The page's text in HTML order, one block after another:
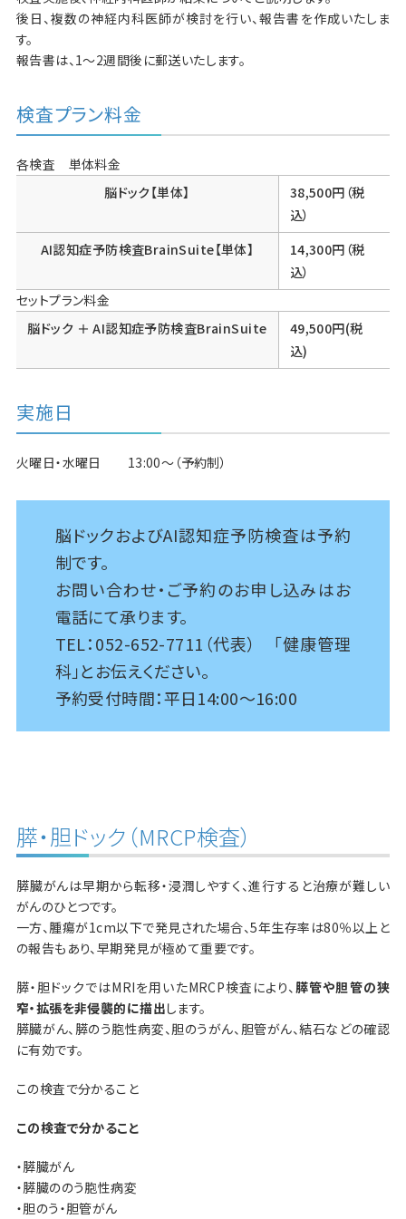
後日、複数の神経内科医師が検討を行い、報告書を作成いたしま
す。
報告書は、1～2週間後に郵送いたします。
検査プラン料金
各検査 単体料金
脳ドック【単体】
38,500円（税
込）
AI認知症予防検査BrainSuite【単体】
14,300円（税
込）
セットプラン料金
脳ドック ＋ AI認知症予防検査BrainSuite
49,500円(税
込)
実施日
火曜日・水曜日 13:00～（予約制）
脳ドックおよびAI認知症予防検査は予約
制です。
お問い合わせ・ご予約のお申し込みはお
電話にて承ります。
TEL：052-652-7711（代表） 「健康管理
科」とお伝えください。
予約受付時間：平日14:00～16:00
膵・胆ドック（MRCP検査）
膵臓がんは早期から転移・浸潤しやすく、進行すると治療が難しい
がんのひとつです。
一方、腫瘍が1cm以下で発見された場合、5年生存率は80％以上と
の報告もあり、早期発見が極めて重要です。
膵・胆ドックではMRIを用いたMRCP検査により、膵管や胆管の狭
窄・拡張を非侵襲的に描出します。
膵臓がん、膵のう胞性病変、胆のうがん、胆管がん、結石などの確認
に有効です。
この検査で分かること
この検査で分かること
・膵臓がん
・膵臓ののう胞性病変
・胆のう・胆管がん